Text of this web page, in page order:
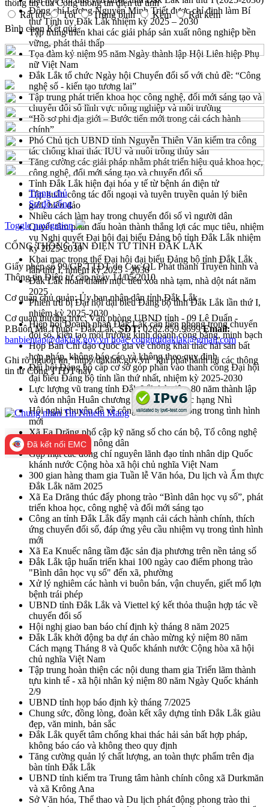
Đồng chí Lương Nguyễn Minh Triết được chỉ định làm Bí
thư Tỉnh ủy Đắk Lắk nhiệm kỳ 2025 – 2030
Tập trung triển khai các giải pháp sản xuất nông nghiệp bền
vững, phát thải thấp
Tọa đàm kỷ niệm 95 năm Ngày thành lập Hội Liên hiệp Phụ
nữ Việt Nam
Đắk Lắk tổ chức Ngày hội Chuyển đổi số với chủ đề: “Công
nghệ số - kiến tạo tương lai”
Tập trung phát triển khoa học công nghệ, đổi mới sáng tạo và
chuyển đổi số lĩnh vực nông nghiệp và môi trường
“Hồ sơ phi địa giới – Bước tiến mới trong cải cách hành
chính”
Phó Chủ tịch UBND tỉnh Nguyễn Thiên Văn kiểm tra công
tác chống khai thác IUU và nuôi trồng thủy sản
Tăng cường các giải pháp nhằm phát triển hiệu quả khoa học,
công nghệ, đổi mới sáng tạo và chuyển đổi số
Tỉnh Đắk Lắk hiện đại hóa y tế từ bệnh án điện tử
Tập huấn công tác đối ngoại và tuyên truyền quản lý biên
giới, biển đảo
Nhiều cách làm hay trong chuyển đổi số vì người dân
Quyết tâm phấn đấu hoàn thành thắng lợi các mục tiêu, nhiệm
vụ Nghị quyết Đại hội đại biểu Đảng bộ tỉnh Đắk Lắk nhiệm
kỳ 2025-2030
Khai mạc trọng thể Đại hội đại biểu Đảng bộ tỉnh Đắk Lắk
lần thứ I, nhiệm kỳ 2025 - 2030
Đắk Lắk hoàn thành mục tiêu xóa nhà tạm, nhà dột nát năm
2025
Phiên trù bị Đại hội đại biểu Đảng bộ tỉnh Đắk Lắk lần thứ I,
nhiệm kỳ 2025-2030
Hiệp hội Doanh nhân Đắk Lắk cần tiên phong trong chuyển
đổi số, kiến tạo môi trường kinh doanh công bằng, minh bạch
Họp Ban Chỉ đạo Quốc gia về chống khai thác hải sản bất
hợp pháp, không báo cáo và không theo quy định
Đại hội Đảng bộ cấp cơ sở góp phần vào thanh công Đại hội
đại biểu Đảng bộ tỉnh lần thứ nhất, nhiệm kỳ 2025-2030
Lực lượng vũ trang tỉnh Đắk Lắk kỷ niệm 80 năm thành lập
và đón nhận Huân chương Bảo vệ Tổ quốc hạng Nhì
Hội nghị chuyên đề về công tác khuyến nông trong tình hình
mới
Xã Ea Drăng phổ cập kỹ năng số cho cán bộ, Tổ công nghệ
số cộng đồng và nông dân
Gặp mặt các đồng chí nguyên lãnh đạo tỉnh nhân dịp Quốc
khánh nước Cộng hòa xã hội chủ nghĩa Việt Nam
300 gian hàng tham gia Tuần lễ Văn hóa, Du lịch và Ẩm thực
Đắk Lắk năm 2025
Xã Ea Drăng thúc đẩy phong trào “Bình dân học vụ số”, phát
triển khoa học, công nghệ và đổi mới sáng tạo
Công an tỉnh Đắk Lắk đẩy mạnh cải cách hành chính, thích
ứng chuyển đổi số, đáp ứng yêu cầu nhiệm vụ trong tình hình
mới
Xã Ea Knuếc nâng tầm đặc sản địa phương trên nền tảng số
Đắk Lắk tập huấn triển khai 100 ngày cao điểm phong trào
"Bình dân học vụ số" đến xã, phường
Xử lý nghiêm các hành vi buôn bán, vận chuyển, giết mổ lợn
bệnh trái phép
UBND tỉnh Đắk Lắk và Viettel ký kết thỏa thuận hợp tác về
chuyển đổi số
Hội nghị giao ban báo chí định kỳ tháng 8 năm 2025
Đắk Lắk khởi động ba dự án chào mừng kỷ niệm 80 năm
Cách mạng Tháng 8 và Quốc khánh nước Cộng hòa xã hội
chủ nghĩa Việt Nam
Tập trung hoàn thiện các nội dung tham gia Triển lãm thành
tựu kinh tế - xã hội nhân kỷ niệm 80 năm Ngày Quốc khánh
2/9
UBND tỉnh họp báo định kỳ tháng 7/2025
Chung sức, đồng lòng, đoàn kết xây dựng tỉnh Đắk Lắk giàu
đẹp, văn minh, bản sắc
Đắk Lắk quyết tâm chống khai thác hải sản bất hợp pháp,
không báo cáo và không theo quy định
Tăng cường quản lý chất lượng, an toàn thực phẩm trên địa
bàn tỉnh Đắk Lắk
UBND tỉnh kiểm tra Trung tâm hành chính công xã Durkmăn
và xã Krông Ana
Sở Văn hóa, Thể thao và Du lịch phát động phong trào thi
thông tin của Cổng thông tin điện tử tỉnh
Rất tốt
Tốt Trung bình Kém
Rất kém
Bình chọnKết quả
Trang chủ
Sơ đồ cổng
Toggle navigation
CỔNG THÔNG TIN ĐIỆN TỬ TỈNH ĐẮK LẮK
Giấy phép số 99/GP-TTĐT do Cục QL Phát thanh Truyền hình và
Thông tin Điện tử cấp ngày 14/05/2010
Cơ quan chủ quản: Ủy ban nhân dân tỉnh Đắk Lắk
Cơ quan thường trực: Văn phòng UBND tỉnh - 09 Lê Duẩn -
P.Buôn Ma Thuột - Đắk Lắk.SĐT:0262.859.9699Email:
banbientap@daklak.gov.vn hoặc congttdtdaklak@gmail.com
Ghi rõ nguồn tin "http://daklak.gov.vn" khi phát hành lại các thông
tin từ Cổng TTĐT này
Đã kết nối EMC